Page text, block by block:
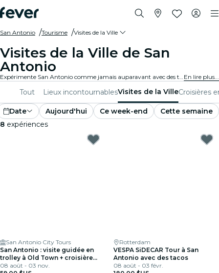
San Antonio Tourisme Visites de la Ville
Visites de la Ville de San
Antonio
Expérimente San Antonio comme jamais auparavant avec des tours de la ville et des forfaits de visite. En explorant les lieux emblématiques, les trésors cachés et les points incontournables locaux de San Antonio, tu découvriras les histoires qui donnent vie à la ville. En lire plus...
Tout Lieux incontournablesVisites de la VilleCroisières
Date Aujourd'hui Ce week-end
Cette semaine
8 expériences
San Antonio City Tours
San Antonio : visite guidée en
trolley à Old Town + croisière
fluviale
08 août - 03 nov.
Rotterdam
VESPA SiDECAR Tour à San
Antonio avec des tacos
08 août - 03 févr.